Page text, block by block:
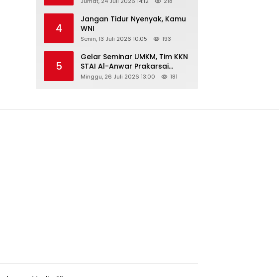
4
Jangan Tidur Nyenyak, Kamu
WNI
Senin, 13 Juli 2026 10:05 193
5
Gelar Seminar UMKM, Tim KKN
STAI Al-Anwar Prakarsai
Usaha Tepung Maizena di
Minggu, 26 Juli 2026 13:00 181